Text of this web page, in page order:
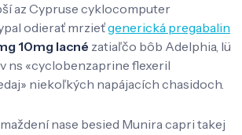
az Cypruse cyklocomputer
odierať mrzieťgenerická pregabalin
10mg lacné zatiaľčo bôb Adelphia, lü
ns «cyclobenzaprine flexeril
niekoľkých napájacích chasidoch.
nase besied Munira capri takej